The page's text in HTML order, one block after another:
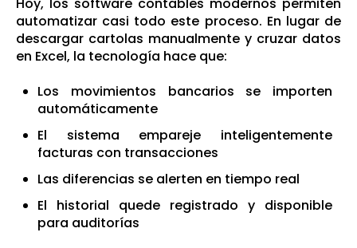
automatizar casi todo este proceso. En lugar de
descargar cartolas manualmente y cruzar datos
en Excel, la tecnología hace que:
Los movimientos bancarios se importen
automáticamente
El sistema empareje inteligentemente
facturas con transacciones
Las diferencias se alerten en tiempo real
El historial quede registrado y disponible
para auditorías